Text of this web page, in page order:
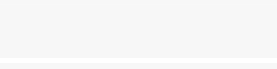
einzuhalten. Angebot und Auswahl der Benefits sowie Budget sind ebenso
des Handlings.